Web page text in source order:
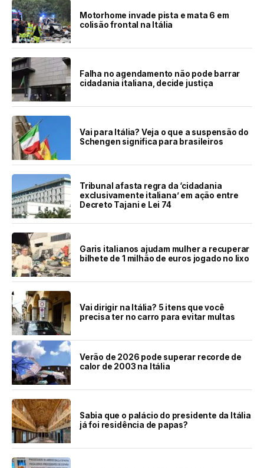
Motorhome invade pista e mata 6 em
colisão frontal na Itália
Falha no agendamento não pode barrar
cidadania italiana, decide justiça
Vai para Itália? Veja o que a suspensão do
Schengen significa para brasileiros
Tribunal afasta regra da ‘cidadania
exclusivamente italiana’ em ação entre
Decreto Tajani e Lei 74
Garis italianos ajudam mulher a recuperar
bilhete de 1 milhão de euros jogado no lixo
Vai dirigir na Itália? 5 itens que você
precisa ter no carro para evitar multas
Verão de 2026 pode superar recorde de
calor de 2003 na Itália
Sabia que o palácio do presidente da Itália
já foi residência de papas?